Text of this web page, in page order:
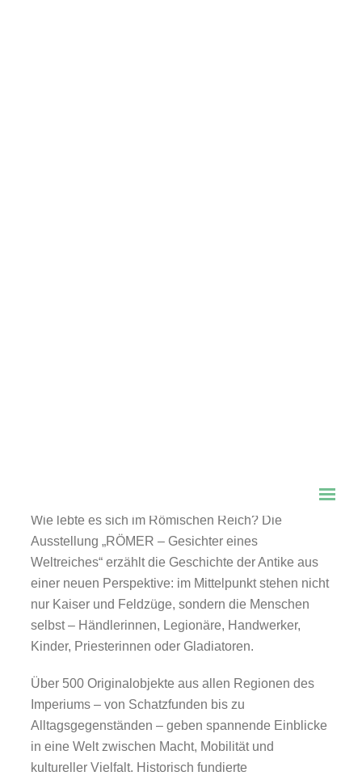
Wie lebte es sich im Römischen Reich? Die
Ausstellung „RÖMER – Gesichter eines
Weltreiches“ erzählt die Geschichte der Antike aus
einer neuen Perspektive: im Mittelpunkt stehen nicht
nur Kaiser und Feldzüge, sondern die Menschen
selbst – Händlerinnen, Legionäre, Handwerker,
Kinder, Priesterinnen oder Gladiatoren.
Über 500 Originalobjekte aus allen Regionen des
Imperiums – von Schatzfunden bis zu
Alltagsgegenständen – geben spannende Einblicke
in eine Welt zwischen Macht, Mobilität und
kultureller Vielfalt. Historisch fundierte